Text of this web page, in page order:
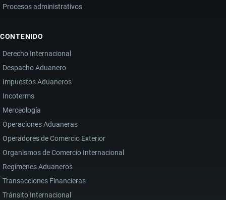
Procesos administrativos
CONTENIDO
Derecho Internacional
Despacho Aduanero
Impuestos Aduaneros
Incoterms
Merceología
Operaciones Aduaneras
Operadores de Comercio Exterior
Organismos de Comercio Internacional
Regímenes Aduaneros
Transacciones Financieras
Tránsito Internacional